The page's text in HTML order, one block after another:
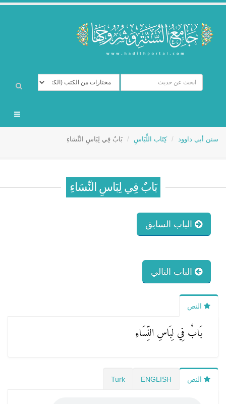
سنن أبي داوود كِتَاب اللِّبَاسِ بَابٌ فِي لِبَاسِ النِّسَاءِ
بَابٌ فِي لِبَاسِ النِّسَاءِ
الباب السابق
الباب التالي
النص
بَابٌ فِي لِبَاسِ النِّسَاءِ
النص ENGLISH
Turk